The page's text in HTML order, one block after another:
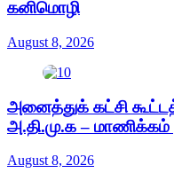
கனிமொழி
August 8, 2026
அனைத்துக் கட்சி
அ.தி.மு.க – மாணிக்கம்
August 8, 2026